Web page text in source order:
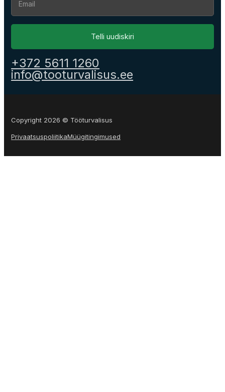
Telli uudiskiri
+372 5611 1260
info@tooturvalisus.ee
Copyright 2026 © Tööturvalisus
PrivaatsuspoliitikaMüügitingimused